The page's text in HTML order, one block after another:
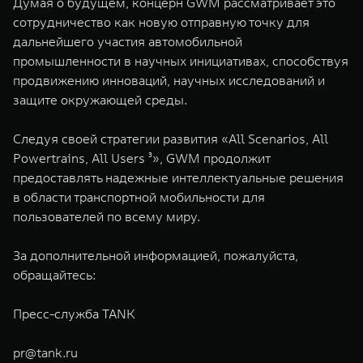
сотрудничество как новую отправную точку для
дальнейшего участия автомобильной
промышленности в научных инициативах, способствуя
продвижению инноваций, научных исследований и
защите окружающей среды.
Следуя своей стратегии развития «All Scenarios, All
Powertrains, All Users ³», GWM продолжит
предоставлять надежные интеллектуальные решения
в области транспортной мобильности для
пользователей по всему миру.
За дополнительной информацией, пожалуйста,
обращайтесь:
Пресс-служба TANK
pr@tank.ru